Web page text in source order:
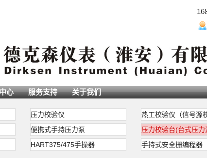
心 服务支持 关于我们
压力校验仪 热工校验仪（信号源
便携式手持压力泵 压力校验台(台式压力
HART375/475手操器 手持式安全栅编程器